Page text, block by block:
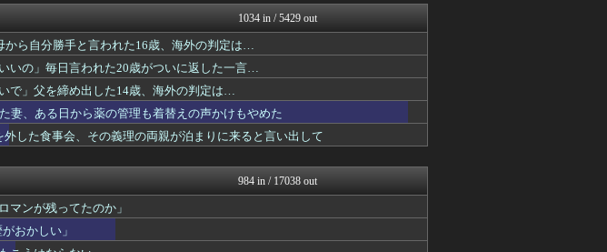
迎える【MLB】
ボールパーク速報 海外の反...
はろわるど
www」
ガラパゴスジャパン - 海...
医者に真顔で言われた一言…
Ask Reddit まと...
高の二人」（海外の反応）
海外の反応スポーツ
ル！久保建英超え歴代2...
NO FOOTY NO L...
ら…」→「快適そうでめちゃ...
海外トークログ
思えない！」（海外の反応）
海外さんいらっしゃい 海外...
本当の理由がこちら・・・」
コリアル
サヨナラ勝利！（海...
わーすぽ 海外の反応
海外興味津々！（海外の反応...
海外のお前ら 海外の反応
【MLB】
SUVだ！
ポーランドボール 翻訳
1034 in / 5429 out
から自分勝手と言われた16歳、海外の判定は…
いの」毎日言われた20歳がついに返した一言…
で」父を締め出した14歳、海外の判定は…
妻、ある日から薬の管理も着替えの声かけもやめた
外した食事会、その義理の両親が泊まりに来ると言い出して
984 in / 17038 out
マンが残ってたのか」
おかしい」